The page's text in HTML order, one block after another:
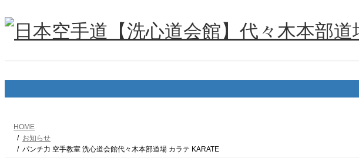
ン
キ
ビ
に
HOME
お知らせ
パンチ力 空手教室 洗心道会館代々木本部道場 カラテ KARATE